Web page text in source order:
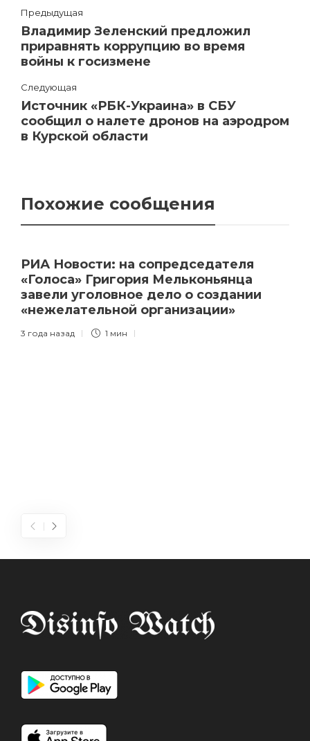
Предыдущая
Владимир Зеленский предложил
приравнять коррупцию во время
войны к госизмене
Следующая
Источник «РБК-Украина» в СБУ
сообщил о налете дронов на аэродром
в Курской области
Похожие сообщения
РИА Новости: на сопредседателя
«Голоса» Григория Мельконьянца
завели уголовное дело о создании
«нежелательной организации»
3 года назад 1 мин